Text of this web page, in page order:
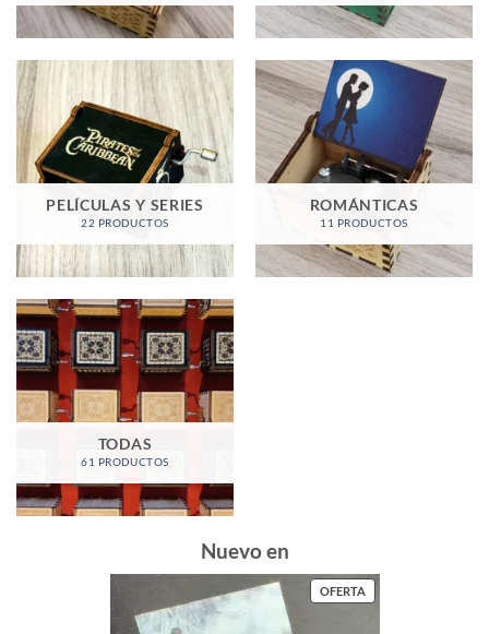
PELÍCULAS Y SERIES
22 PRODUCTOS
ROMÁNTICAS
11 PRODUCTOS
TODAS
61 PRODUCTOS
Nuevo en
OFERTAPRODUCTO
EN